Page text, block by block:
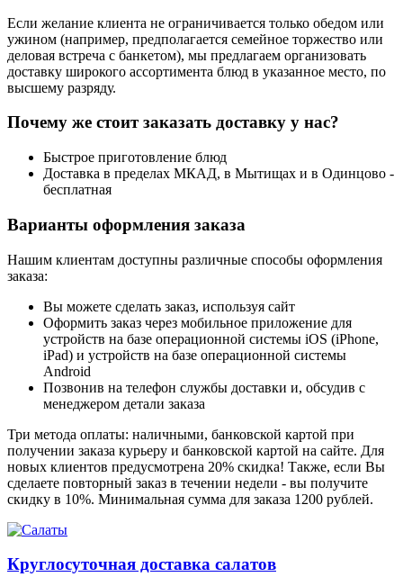
Если желание клиента не ограничивается только обедом или
ужином (например, предполагается семейное торжество или
деловая встреча с банкетом), мы предлагаем организовать
доставку широкого ассортимента блюд в указанное место, по
высшему разряду.
Почему же стоит заказать доставку у нас?
Быстрое приготовление блюд
Доставка в пределах МКАД, в Мытищах и в Одинцово -
бесплатная
Варианты оформления заказа
Нашим клиентам доступны различные способы оформления
заказа:
Вы можете сделать заказ, используя сайт
Оформить заказ через мобильное приложение для
устройств на базе операционной системы iOS (iPhone,
iPad) и устройств на базе операционной системы
Android
Позвонив на телефон службы доставки и, обсудив с
менеджером детали заказа
Три метода оплаты: наличными, банковской картой при
получении заказа курьеру и банковской картой на сайте. Для
новых клиентов предусмотрена 20% скидка! Также, если Вы
сделаете повторный заказ в течении недели - вы получите
скидку в 10%. Минимальная сумма для заказа 1200 рублей.
Круглосуточная доставка салатов